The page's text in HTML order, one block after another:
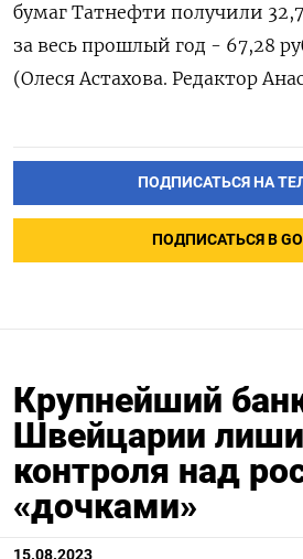
бумаг Татнефти получили
за весь прошлый год - 67,28
(Олеся Астахова. Редактор
ПОДПИСАТЬСЯ НА
ПОДПИСАТЬСЯ В
Крупнейший
Швейцарии
контроля над
«дочками»